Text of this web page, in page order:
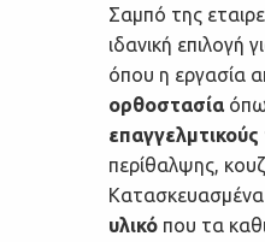
Σαμπό της
ιδανική επιλογή
όπου η εργασία
ορθοστασία
επαγγελμτικούς
περίθαλψης,
υλικό που τα